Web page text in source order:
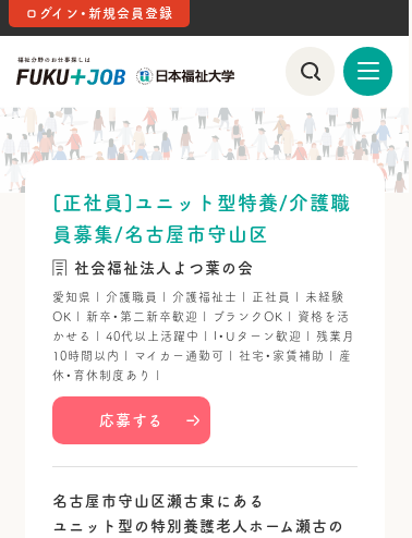
ログイン・新規会員登録
[正社員]ユニット型特養/介護職
員募集/名古屋市守山区
社会福祉法人よつ葉の会
愛知県 | 介護職員 | 介護福祉士 | 正社員 | 未経験
OK | 新卒・第二新卒歓迎 | ブランクOK | 資格を活
かせる | 40代以上活躍中 | I・Uターン歓迎 | 残業月
10時間以内 | マイカー通勤可 | 社宅・家賃補助 | 産
休・育休制度あり |
応募する
名古屋市守山区瀬古東にある
ユニット型の特別養護老人ホーム瀬古の